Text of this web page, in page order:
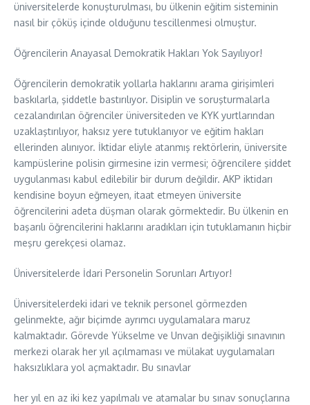
üniversitelerde konuşturulması, bu ülkenin eğitim sisteminin
nasıl bir çöküş içinde olduğunu tescillenmesi olmuştur.
Öğrencilerin Anayasal Demokratik Hakları Yok Sayılıyor!
Öğrencilerin demokratik yollarla haklarını arama girişimleri
baskılarla, şiddetle bastırılıyor. Disiplin ve soruşturmalarla
cezalandırılan öğrenciler üniversiteden ve KYK yurtlarından
uzaklaştırılıyor, haksız yere tutuklanıyor ve eğitim hakları
ellerinden alınıyor. İktidar eliyle atanmış rektörlerin, üniversite
kampüslerine polisin girmesine izin vermesi; öğrencilere şiddet
uygulanması kabul edilebilir bir durum değildir. AKP iktidarı
kendisine boyun eğmeyen, itaat etmeyen üniversite
öğrencilerini adeta düşman olarak görmektedir. Bu ülkenin en
başarılı öğrencilerini haklarını aradıkları için tutuklamanın hiçbir
meşru gerekçesi olamaz.
Üniversitelerde İdari Personelin Sorunları Artıyor!
Üniversitelerdeki idari ve teknik personel görmezden
gelinmekte, ağır biçimde ayrımcı uygulamalara maruz
kalmaktadır. Görevde Yükselme ve Unvan değişikliği sınavının
merkezi olarak her yıl açılmaması ve mülakat uygulamaları
haksızlıklara yol açmaktadır. Bu sınavlar
her yıl en az iki kez yapılmalı ve atamalar bu sınav sonuçlarına